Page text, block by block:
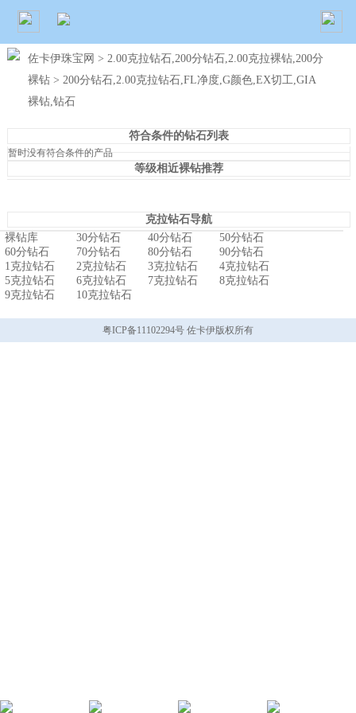
佐卡伊珠宝网 > 2.00克拉钻石,200分钻石,2.00克拉裸钻,200分
裸钻 > 200分钻石,2.00克拉钻石,FL净度,G颜色,EX切工,GIA
裸钻,钻石
符合条件的钻石列表
暂时没有符合条件的产品
等级相近裸钻推荐
克拉钻石导航
裸钻库
30分钻石 40分钻石
50分钻石
60分钻石
70分钻石 80分钻石
90分钻石
1克拉钻石
2克拉钻石 3克拉钻石
4克拉钻石
5克拉钻石
6克拉钻石 7克拉钻石
8克拉钻石
9克拉钻石
10克拉钻石
粤ICP备11102294号 佐卡伊版权所有